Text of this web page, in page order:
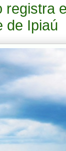
registra
de Ipiaú